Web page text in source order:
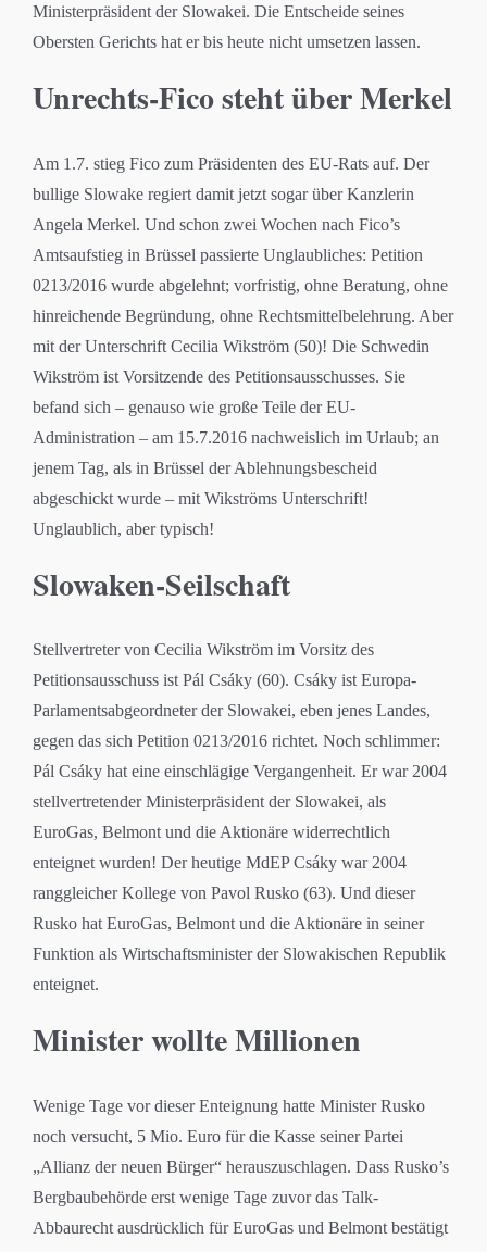
Ministerpräsident der Slowakei. Die Entscheide seines
Obersten Gerichts hat er bis heute nicht umsetzen lassen.
Unrechts-Fico steht über Merkel
Am 1.7. stieg Fico zum Präsidenten des EU-Rats auf. Der
bullige Slowake regiert damit jetzt sogar über Kanzlerin
Angela Merkel. Und schon zwei Wochen nach Fico’s
Amtsaufstieg in Brüssel passierte Unglaubliches: Petition
0213/2016 wurde abgelehnt; vorfristig, ohne Beratung, ohne
hinreichende Begründung, ohne Rechtsmittelbelehrung. Aber
mit der Unterschrift Cecilia Wikström (50)! Die Schwedin
Wikström ist Vorsitzende des Petitionsausschusses. Sie
befand sich – genauso wie große Teile der EU-
Administration – am 15.7.2016 nachweislich im Urlaub; an
jenem Tag, als in Brüssel der Ablehnungsbescheid
abgeschickt wurde – mit Wikströms Unterschrift!
Unglaublich, aber typisch!
Slowaken-Seilschaft
Stellvertreter von Cecilia Wikström im Vorsitz des
Petitionsausschuss ist Pál Csáky (60). Csáky ist Europa-
Parlamentsabgeordneter der Slowakei, eben jenes Landes,
gegen das sich Petition 0213/2016 richtet. Noch schlimmer:
Pál Csáky hat eine einschlägige Vergangenheit. Er war 2004
stellvertretender Ministerpräsident der Slowakei, als
EuroGas, Belmont und die Aktionäre widerrechtlich
enteignet wurden! Der heutige MdEP Csáky war 2004
ranggleicher Kollege von Pavol Rusko (63). Und dieser
Rusko hat EuroGas, Belmont und die Aktionäre in seiner
Funktion als Wirtschaftsminister der Slowakischen Republik
enteignet.
Minister wollte Millionen
Wenige Tage vor dieser Enteignung hatte Minister Rusko
noch versucht, 5 Mio. Euro für die Kasse seiner Partei
„Allianz der neuen Bürger“ herauszuschlagen. Dass Rusko’s
Bergbaubehörde erst wenige Tage zuvor das Talk-
Abbaurecht ausdrücklich für EuroGas und Belmont bestätigt